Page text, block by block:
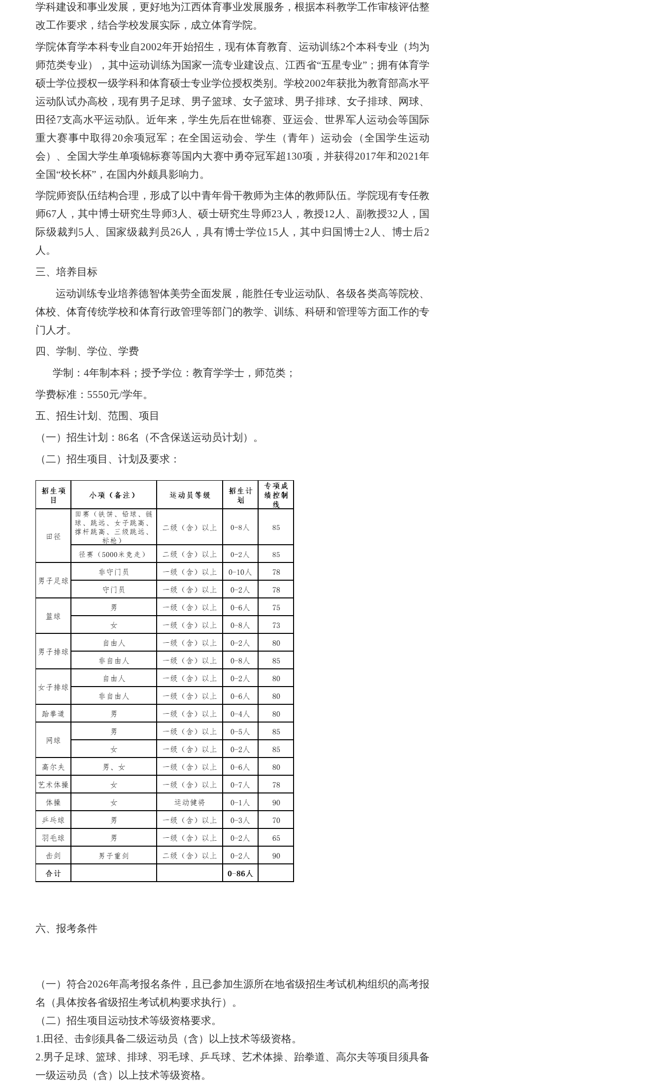
学科建设和事业发展，更好地为江西体育事业发展服务，根据本科教学工作审核评估整
改工作要求，结合学校发展实际，成立体育学院。
学院体育学本科专业自2002年开始招生，现有体育教育、运动训练2个本科专业 （均为
师范类专业） ，其中运动训练为国家一流专业建设点、江西省“五星专业”；拥有体育学
硕士学位授权一级学科和体育硕士专业学位授权类别 。学校2002年获批为教育部高水平
运动队试办高校，现有男子足球、男子篮球、女子篮球、男子排球、女子排球、网球、
田径7支高水平运动队。近年来，学生先后在世锦赛、亚运会、世界军人运动会等国际
重大赛事中取得20余项冠军；在全国运动会、学生（青年）运动会（全国学生运动
会）、全国大学生单项锦标赛等国内大赛中勇夺冠军超1 30项，并获得2017年和2021年
全国“校长杯”，在国内外颇具影响力。
学院师资队伍结构合理，形成了以中青年骨干教师为主体的教师队伍。学院现有专任教
师67人，其中博士研究生导师3人、硕士研究生导师23人，教授12人、副教授32 人，国
际级裁判 5人、国家级裁判员26人，具有博士学位15 人，其中 归国博士2人、博士后2
人。
三、培养目标
运动训练专业培养德智体美劳全面发展，能胜任专业运动队、各级各类高等院校、
体校、体育传统学校和体育行政管理等部门的教学、训练、科研和管理等方面工作的专
门人才。
四、学制、学位、学费
学制： 4年制本科；授予学位：教育学学士，师范类；
学费标准： 5550元/学年。
五、招生计划、范围、项目
（一）招生计划： 86名（不含保送运动员计划）。
（二）招生项目 、 计划 及要求 ：
六、报考条件
（一）符合2026年高考报名条件，且已参加生源所在地省级招生考试机构组织的高考报
名（具体按各省级招生考试机构要求执行）。
（二）招生项目运动技术等级资格要求。
1.田径、击剑须具备二级运动员（含）以上技术等级资格。
2.男子足球、篮球、排球、羽毛球、乒乓球、 艺术体操、跆拳道、 高尔夫等项目须具备
一级运动员（含）以上技术等级资格。